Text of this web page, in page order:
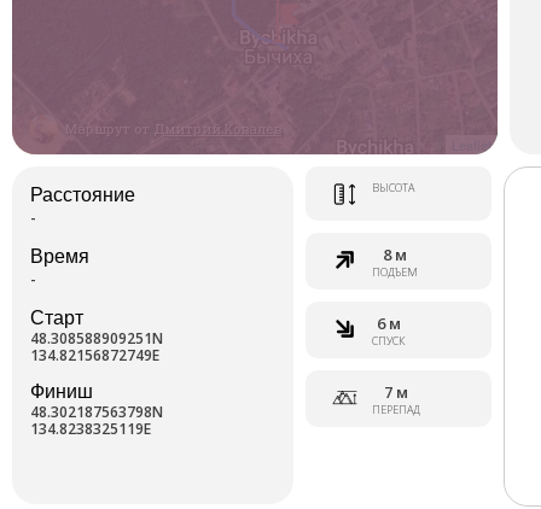
Маршрут от Дмитрий Ковалев
Leaflet
Расстояние
-
Время
-
Старт
48.308588909251N
134.82156872749E
Финиш
48.302187563798N
134.8238325119E
ВЫСОТА
8 м
ПОДЪЕМ
6 м
СПУСК
7 м
ПЕРЕПАД